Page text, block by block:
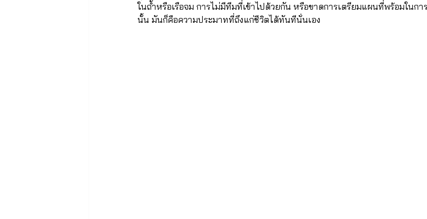
ในถ้ำหรือเรือจม การไม่มีทีมที่เข้าไปด้วยกัน หรือขาดการเตรียมแผนที่พร้อมในกา
นั้น มันก็คือความประมาทที่ถึงแก่ชีวิตได้ทันทีนั่นเอง